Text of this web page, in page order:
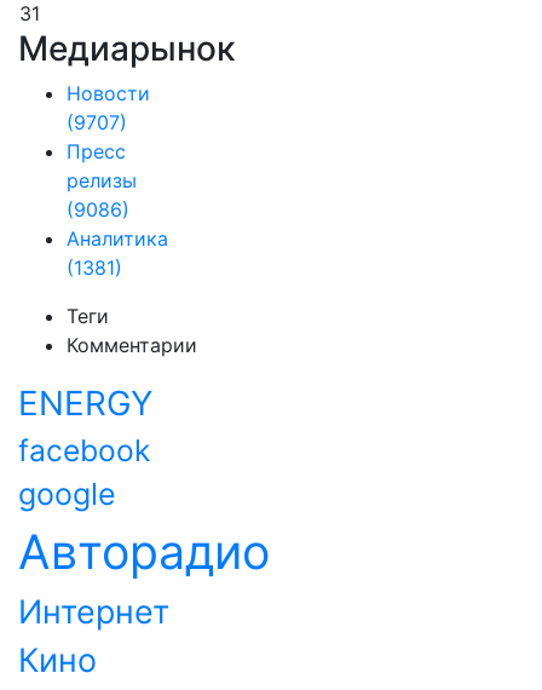
31
Медиарынок
Новости
(9707)
Пресс
релизы
(9086)
Аналитика
(1381)
Теги
Комментарии
ENERGY
facebook
google
Авторадио
Интернет
Кино